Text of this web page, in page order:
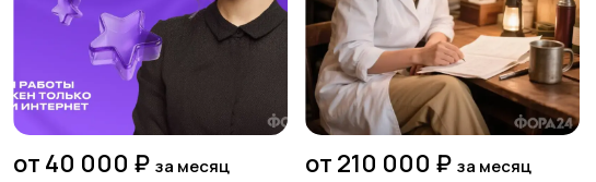
от 40 000 ₽ за месяц от 210 000 ₽ за месяц